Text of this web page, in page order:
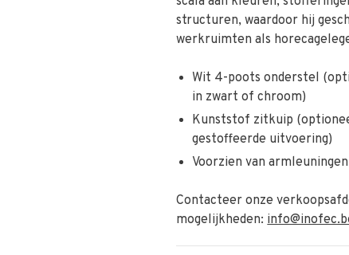
structuren, waardoor hij
werkruimten als
Wit 4-poots onderstel
in zwart of chroom)
Kunststof zitkuip
gestoffeerde uitvoering)
Voorzien van armleuningen
Contacteer onze
mogelijkheden: